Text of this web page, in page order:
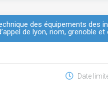
des équipements des
de lyon, riom, grenoble et
Date